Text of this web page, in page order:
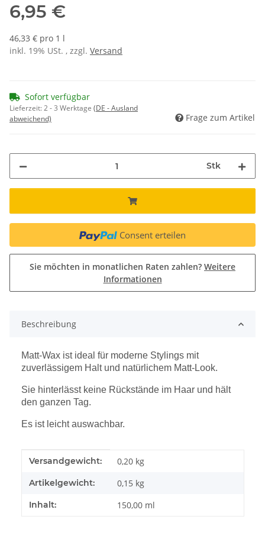
6,95 €
46,33 € pro 1 l
inkl. 19% USt. , zzgl. Versand
Sofort verfügbar
Lieferzeit:2 - 3 Werktage (DE - Ausland
abweichend)
Frage zum Artikel
Stk
Consent erteilen
Sie möchten in monatlichen Raten zahlen? Weitere
Informationen
Beschreibung
Matt-Wax ist ideal für moderne Stylings mit
zuverlässigem Halt und natürlichem Matt-Look.
Sie hinterlässt keine Rückstände im Haar und hält
den ganzen Tag.
Es ist leicht auswachbar.
Produkteigenschaft
Wert
Versandgewicht: 0,20 kg
Artikelgewicht: 0,15 kg
Inhalt: 150,00 ml